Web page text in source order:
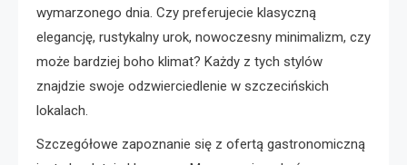
wymarzonego dnia. Czy preferujecie klasyczną
elegancję, rustykalny urok, nowoczesny minimalizm, czy
może bardziej boho klimat? Każdy z tych stylów
znajdzie swoje odzwierciedlenie w szczecińskich
lokalach.
Szczegółowe zapoznanie się z ofertą gastronomiczną